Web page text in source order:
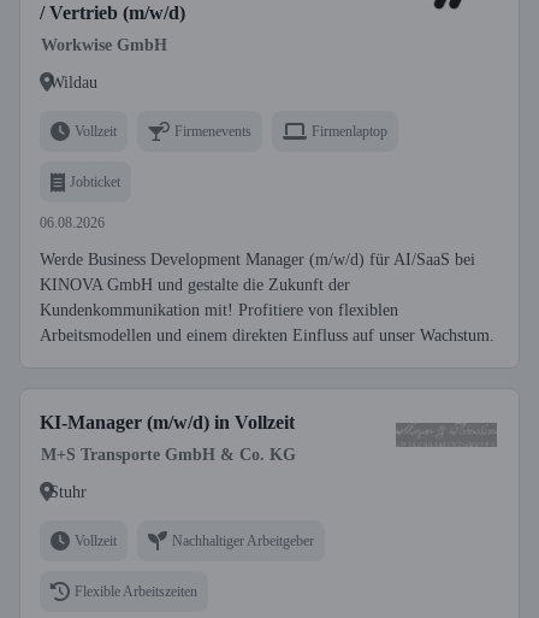
/ Vertrieb (m/w/d)
Workwise GmbH
Wildau
Vollzeit Firmenevents Firmenlaptop
Jobticket
06.08.2026
Werde Business Development Manager (m/w/d) für AI/SaaS bei
KINOVA GmbH und gestalte die Zukunft der
Kundenkommunikation mit! Profitiere von flexiblen
Arbeitsmodellen und einem direkten Einfluss auf unser Wachstum.
KI-Manager (m/w/d) in Vollzeit
M+S Transporte GmbH & Co. KG
Stuhr
Vollzeit Nachhaltiger Arbeitgeber
Flexible Arbeitszeiten